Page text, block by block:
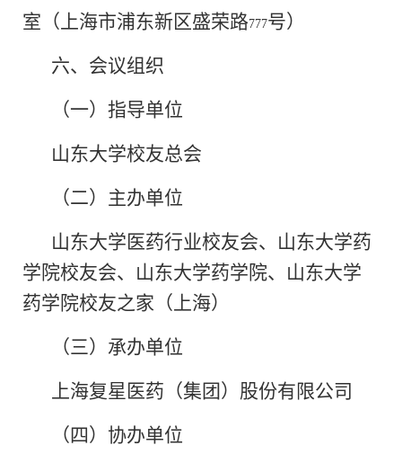
室（上海市浦东新区盛荣路777号）
六、会议组织
（一）指导单位
山东大学校友总会
（二）主办单位
山东大学医药行业校友会、山东大学药
学院校友会、山东大学药学院、山东大学
药学院校友之家（上海）
（三）承办单位
上海复星医药（集团）股份有限公司
（四）协办单位